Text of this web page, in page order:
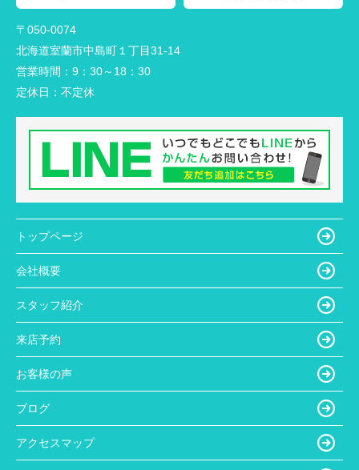
〒050-0074
北海道室蘭市中島町１丁目31-14
営業時間： 9：30～18：30
定休日： 不定休
トップページ
会社概要
スタッフ紹介
来店予約
お客様の声
ブログ
アクセスマップ